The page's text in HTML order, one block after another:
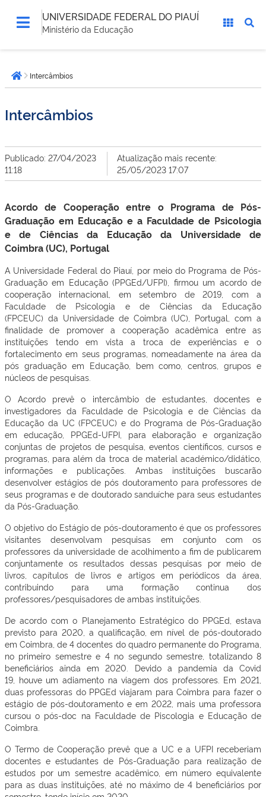
UNIVERSIDADE FEDERAL DO PIAUÍ
Ministério da Educação
está
aqui:Página inicial
Intercâmbios
Intercâmbios
Publicado: 27/04/2023
11:18
Atualização mais recente:
25/05/2023 17:07
Acordo de Cooperação entre o Programa de Pós-
Graduação em Educação e a Faculdade de Psicologia
e
de Ciências da Educaçãoda Universidade de
Coimbra(UC), Portugal
A Universidade Federal do Piauí, por meio do Programa de Pós-
Graduação em Educação (PPGEd/UFPI), firmou um acordo de
cooperação internacional, em setembro de 2019, com a
Faculdade de Psicologia e de Ciências da Educação
(FPCEUC) da Universidade de Coimbra (UC), Portugal, com a
finalidade de promover a cooperação acadêmica entre as
instituições tendo em vista a troca de experiências e o
fortalecimento em seus programas, nomeadamente na área da
pós graduação em Educação, bem como, centros, grupos e
núcleos de pesquisas.
O Acordo prevê o intercâmbio de estudantes, docentes e
investigadores da Faculdade de Psicologia e de Ciências da
Educação da UC (FPCEUC) e do Programa de Pós-Graduação
em educação, PPGEd-UFPI, para elaboração e organização
conjuntas de projetos de pesquisa, eventos científicos, cursos e
programas, para além da troca de material académico/didático,
informações e publicações. Ambas instituições buscarão
desenvolver estágios de pós doutoramento para professores de
seus programas e de doutorado sanduíche para seus estudantes
da Pós-Graduação.
O objetivo do Estágio de pós-doutoramento é que os professores
visitantes desenvolvam pesquisas em conjunto com os
professores da universidade de acolhimento a fim de publicarem
conjuntamente os resultados dessas pesquisas por meio de
livros, capítulos de livros e artigos em periódicos da área,
contribuindo para uma formação continua dos
professores/pesquisadores de ambas instituições.
De acordo com o Planejamento Estratégico do PPGEd, estava
previsto para 2020, a qualificação, em nível de pós-doutorado
em Coimbra, de 4 docentes do quadro permanente do Programa,
no primeiro semestre e 4 no segundo semestre, totalizando 8
beneficiários ainda em 2020. Devido a pandemia da Covid
19, houve um adiamento na viagem dos professores. Em 2021,
duas professoras do PPGEd viajaram para Coimbra para fazer o
estágio de pós-doutoramento e em 2022, mais uma professora
cursou o pós-doc na Faculdade de Piscologia e Educação de
Coimbra.
O Termo de Cooperação prevê que a UC e a UFPI receberiam
docentes e estudantes de Pós-Graduação para realização de
estudos por um semestre acadêmico, em número equivalente
para as duas instituições, até no máximo de 4 beneficiários por